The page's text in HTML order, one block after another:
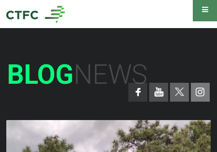
BLOGNEWS